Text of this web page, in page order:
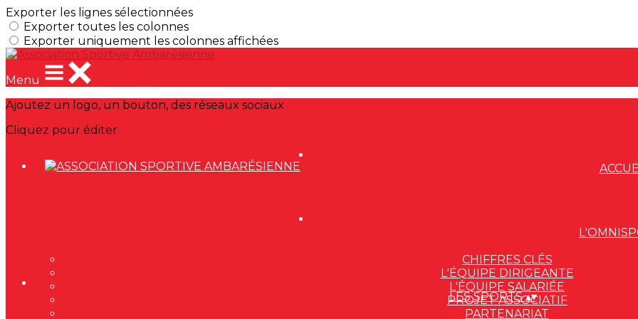
Exporter les lignes sélectionnées
Exporter toutes les colonnes
Exporter uniquement les colonnes affichées
Menu
Ajoutez un logo, un bouton, des réseaux sociaux
Cliquez pour éditer
CHIFFRES CLÉS
L'ÉQUIPE DIRIGEANTE
L'ÉQUIPE SALARIÉE
PROJET ASSOCIATIF
PARTENARIAT
LES SPORTS▴▾